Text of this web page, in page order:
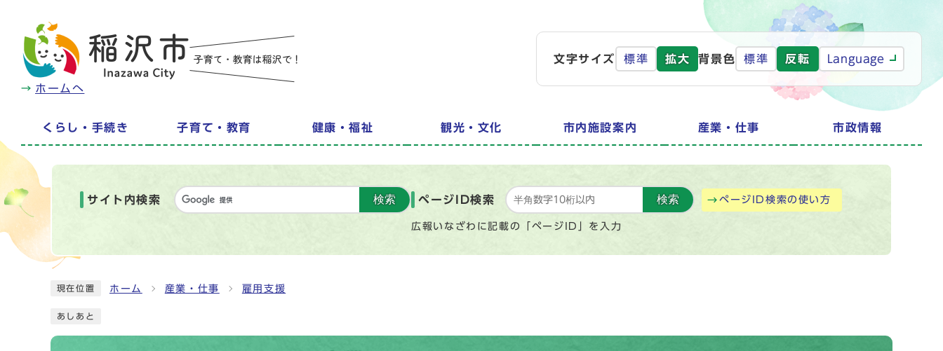
ホームへ
文字サイズ 標準 拡大 背景色 標準 反転 Language
くらし・手続き 子育て・教育 健康・福祉 観光・文化 市内施設案内 産業・仕事 市政情報
サイト内検索 検索 ページID検索
広報いなざわに記載の「ページID」を入力
検索 ページID検索の使い方
現在位置 ホーム 産業・仕事 雇用支援
あしあと